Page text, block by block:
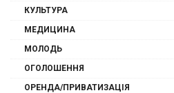
КУЛЬТУРА
МЕДИЦИНА
МОЛОДЬ
ОГОЛОШЕННЯ
ОРЕНДА/ПРИВАТИЗАЦІЯ